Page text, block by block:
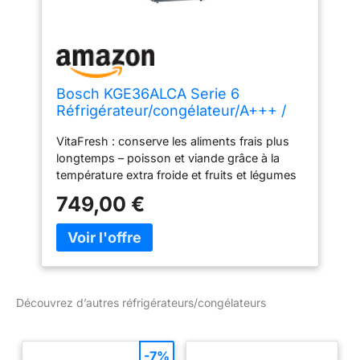
Bosch KGE36ALCA Serie 6
Réfrigérateur/congélateur/A+++ /
inox/partie réfrigérante 217 l/Partie
congélateur 95
l/Superrefroidissement/BigBox
VitaFresh : conserve les aliments frais plus
longtemps – poisson et viande grâce à la
température extra froide et fruits et légumes
: plaques de verre extensibles pour un
chargement et un déchargement faciles et
une vue d'ensemble parfaite. Éclairage LED :
Congélation plus rapide des petites
et protection des aliments déjà congelés,
749,00 €
Découvrez d’autres réfrigérateurs/congélateurs
-7%